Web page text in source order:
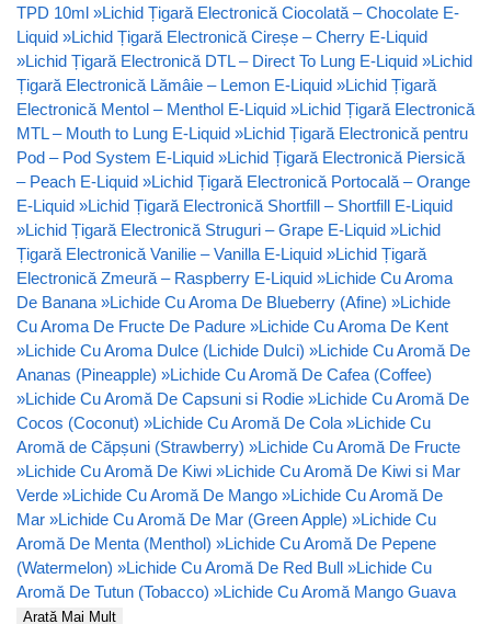
TPD 10ml »Lichid Țigară Electronică Ciocolată – Chocolate E-
Liquid »Lichid Țigară Electronică Cireșe – Cherry E-Liquid
»Lichid Țigară Electronică DTL – Direct To Lung E-Liquid »Lichid
Țigară Electronică Lămâie – Lemon E-Liquid »Lichid Țigară
Electronică Mentol – Menthol E-Liquid »Lichid Țigară Electronică
MTL – Mouth to Lung E-Liquid »Lichid Țigară Electronică pentru
Pod – Pod System E-Liquid »Lichid Țigară Electronică Piersică
– Peach E-Liquid »Lichid Țigară Electronică Portocală – Orange
E-Liquid »Lichid Țigară Electronică Shortfill – Shortfill E-Liquid
»Lichid Țigară Electronică Struguri – Grape E-Liquid »Lichid
Țigară Electronică Vanilie – Vanilla E-Liquid »Lichid Țigară
Electronică Zmeură – Raspberry E-Liquid »Lichide Cu Aroma
De Banana »Lichide Cu Aroma De Blueberry (Afine) »Lichide
Cu Aroma De Fructe De Padure »Lichide Cu Aroma De Kent
»Lichide Cu Aroma Dulce (Lichide Dulci) »Lichide Cu Aromă De
Ananas (Pineapple) »Lichide Cu Aromă De Cafea (Coffee)
»Lichide Cu Aromă De Capsuni si Rodie »Lichide Cu Aromă De
Cocos (Coconut) »Lichide Cu Aromă De Cola »Lichide Cu
Aromă de Căpșuni (Strawberry) »Lichide Cu Aromă De Fructe
»Lichide Cu Aromă De Kiwi »Lichide Cu Aromă De Kiwi si Mar
Verde »Lichide Cu Aromă De Mango »Lichide Cu Aromă De
Mar »Lichide Cu Aromă De Mar (Green Apple) »Lichide Cu
Aromă De Menta (Menthol) »Lichide Cu Aromă De Pepene
(Watermelon) »Lichide Cu Aromă De Red Bull »Lichide Cu
Aromă De Tutun (Tobacco) »Lichide Cu Aromă Mango Guava
Arată Mai Mult